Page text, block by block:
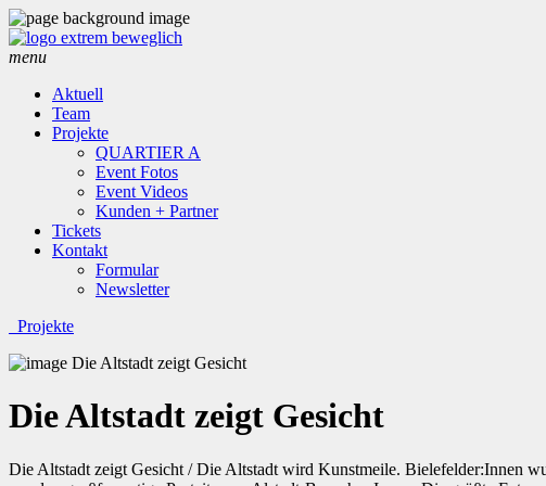
menu
Aktuell
Team
Projekte
QUARTIER A
Event Fotos
Event Videos
Kunden + Partner
Tickets
Kontakt
Formular
Newsletter
Projekte
Die Altstadt zeigt Gesicht
Die Altstadt zeigt Gesicht / Die Altstadt wird Kunstmeile. Bielefelder:Innen